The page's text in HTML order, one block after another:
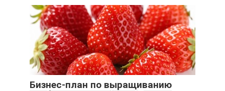
Бизнес-план по выращиванию